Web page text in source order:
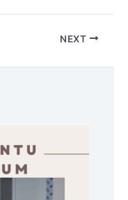
NEXT